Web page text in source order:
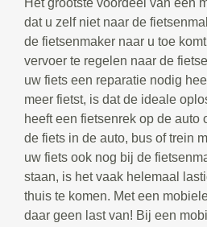
Het grootste voordeel van een
dat u zelf niet naar de
de fietsenmaker naar u toe
vervoer te regelen naar de
uw fiets een reparatie nodig
meer fietst, is dat de ideale
heeft een fietsenrek op de auto
de fiets in de auto, bus of trein
uw fiets ook nog bij de
staan, is het vaak helemaal
thuis te komen. Met een
daar geen last van! Bij een